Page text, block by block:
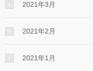
2021年3月
2021年2月
2021年1月